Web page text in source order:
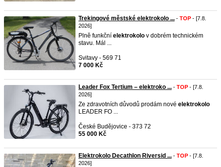
Trekingové městské elektrokolo ... - TOP - [7.8.
2026]
Plně funkční elektrokolo v dobrém technickém
stavu. Mál ...
Svitavy - 569 71
7 000 Kč
Leader Fox Tertium – elektroko ... - TOP - [7.8.
2026]
Ze zdravotních důvodů prodám nové elektrokolo
LEADER FO ...
České Budějovice - 373 72
55 000 Kč
Elektrokolo Decathlon Riversid ... - TOP - [7.8.
2026]